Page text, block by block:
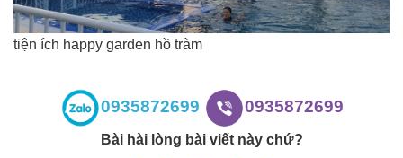
tiện ích happy garden hồ tràm
0935872699 0935872699
Bài hài lòng bài viết này chứ?